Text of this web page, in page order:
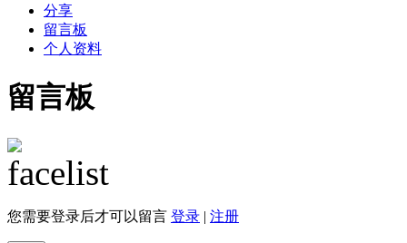
分享
留言板
个人资料
留言板
您需要登录后才可以留言 登录 | 注册